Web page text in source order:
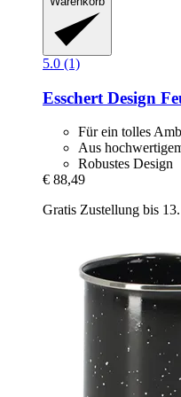
5.0 (1)
Esschert Design
Für ein tolles
Aus
Robustes Design
€ 88,49
Gratis Zustellung bis